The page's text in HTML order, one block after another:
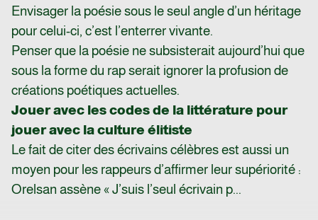
Envisager la poésie sous le seul angle d’un héritage
pour celui-ci, c’est l’enterrer vivante.
Penser que la poésie ne subsisterait aujourd’hui que
sous la forme du rap serait ignorer la profusion de
créations poétiques actuelles.
Jouer avec les codes de la littérature pour
jouer avec la culture élitiste
Le fait de citer des écrivains célèbres est aussi un
moyen pour les rappeurs d’affirmer leur supériorité :
Orelsan assène « J’suis l’seul écrivain p...